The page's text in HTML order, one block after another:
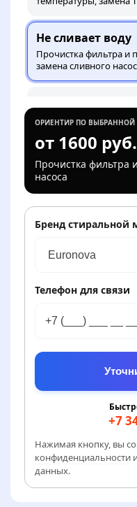
Не сливает воду
Прочистка фильтра и
замена сливного
Поиск места
Шумит или
вибрирует
Диагностика
амортизаторов,
амортизаторов
Показывает
Диагностика и ремонт
Проверка сетевого
ОРИЕНТИР ПО
от 1600 руб.
Прочистка фильтра
насоса
Бренд
Телефон для связи
+7
Нажимая кнопку, вы
конфиденциальности
данных.